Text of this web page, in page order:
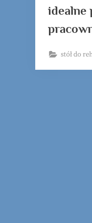
idealne
stół do